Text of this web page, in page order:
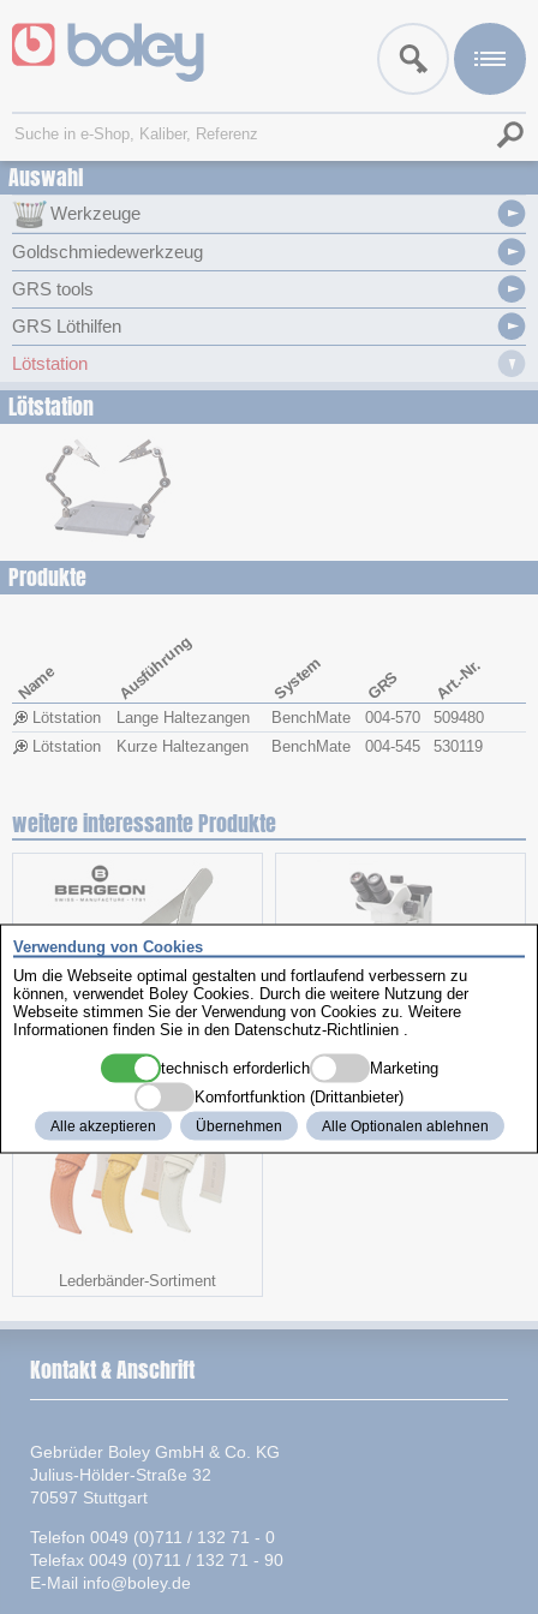
Auswahl
Werkzeuge
Goldschmiedewerkzeug
GRS tools
GRS Löthilfen
Lötstation
Lötstation
Produkte
Name Ausführung System GRS Art.-Nr.
Lötstation Lange Haltezangen BenchMate 004-570
509480
Lötstation
Kurze Haltezangen BenchMate 004-545 530119
weitere interessante Produkte
Federsteg-Kornzange Stereomikroskop
Lederbänder-Sortiment
Verwendung von Cookies
Um die Webseite optimal gestalten und fortlaufend verbessern zu
können, verwendet Boley Cookies. Durch die weitere Nutzung der
Webseite stimmen Sie der Verwendung von Cookies zu. Weitere
Informationen finden Sie in den Datenschutz-Richtlinien
technisch erforderlich
Marketing
Komfortfunktion (Drittanbieter)
Alle akzeptieren Übernehmen Alle Optionalen ablehnen
Kontakt & Anschrift
Gebrüder Boley GmbH & Co. KG
Julius-Hölder-Straße 32
70597 Stuttgart
Telefon 0049 (0)711 / 132 71 - 0
Telefax 0049 (0)711 / 132 71 - 90
E-Mail info@boley.de